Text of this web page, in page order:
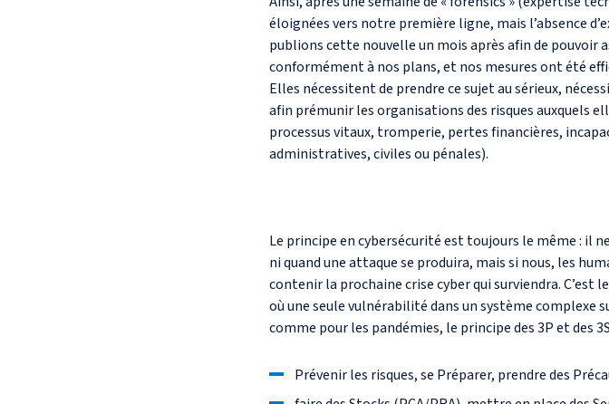
éloignées vers notre première ligne, mais l’absence
publions cette nouvelle un mois après afin de pouvoir
conformément à nos plans, et nos mesures ont été
Elles nécessitent de prendre ce sujet au sérieux,
afin prémunir les organisations des risques auxquels
processus vitaux, tromperie, pertes financières,
administratives, civiles ou pénales).
Le principe en cybersécurité est toujours le même : il
ni quand une attaque se produira, mais si nous, les
contenir la prochaine crise cyber qui surviendra. C’est
où une seule vulnérabilité dans un système complexe
comme pour les pandémies, le principe des 3P et des
Prévenir les risques, se Préparer, prendre des